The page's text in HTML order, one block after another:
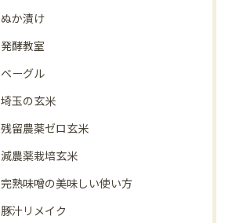
ぬか漬け
発酵教室
ベーグル
埼玉の玄米
残留農薬ゼロ玄米
減農薬栽培玄米
完熟味噌の美味しい使い方
豚汁リメイク